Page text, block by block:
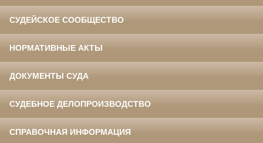
СУДЕЙСКОЕ СООБЩЕСТВО
НОРМАТИВНЫЕ АКТЫ
ДОКУМЕНТЫ СУДА
СУДЕБНОЕ ДЕЛОПРОИЗВОДСТВО
СПРАВОЧНАЯ ИНФОРМАЦИЯ